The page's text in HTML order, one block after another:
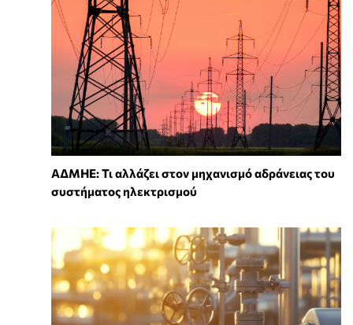
ΑΔΜΗΕ: Τι αλλάζει στον μηχανισμό αδράνειας του
συστήματος ηλεκτρισμού